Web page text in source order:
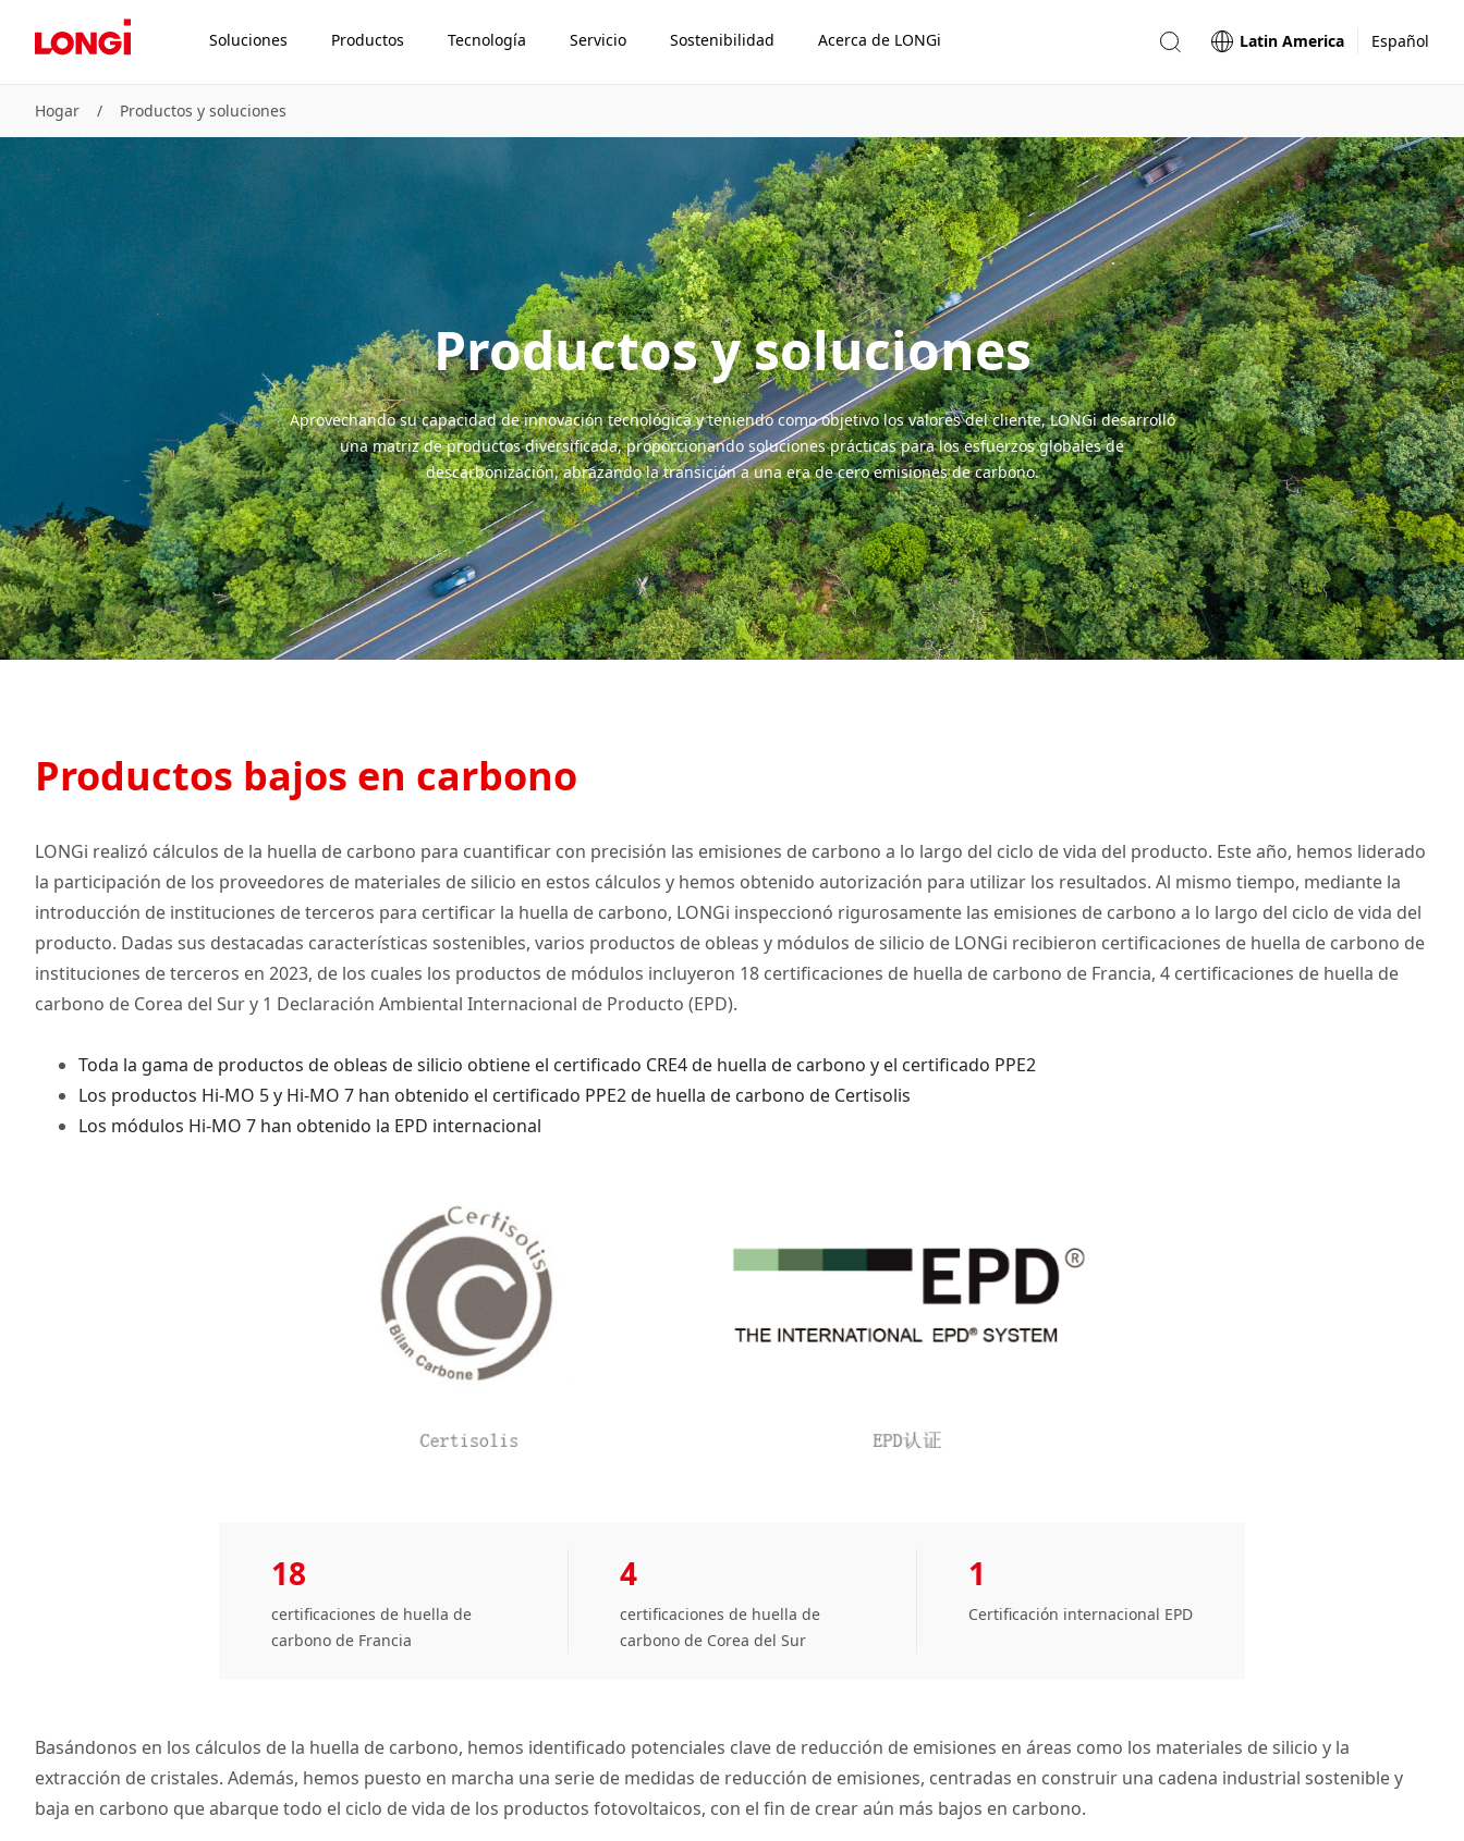
Soluciones Productos Tecnología Servicio Sostenibilidad Acerca de LONGi Latin America Español
Hogar / Productos y soluciones
Productos y soluciones
Aprovechando su capacidad de innovación tecnológica y teniendo como objetivo los valores del cliente, LONGi desarrolló
una matriz de productos diversificada, proporcionando soluciones prácticas para los esfuerzos globales de
descarbonización, abrazando la transición a una era de cero emisiones de carbono.
Productos bajos en carbono
LONGi realizó cálculos de la huella de carbono para cuantificar con precisión las emisiones de carbono a lo largo del ciclo de vida del producto. Este año, hemos liderado
la participación de los proveedores de materiales de silicio en estos cálculos y hemos obtenido autorización para utilizar los resultados. Al mismo tiempo, mediante la
introducción de instituciones de terceros para certificar la huella de carbono, LONGi inspeccionó rigurosamente las emisiones de carbono a lo largo del ciclo de vida del
producto. Dadas sus destacadas características sostenibles, varios productos de obleas y módulos de silicio de LONGi recibieron certificaciones de huella de carbono de
instituciones de terceros en 2023, de los cuales los productos de módulos incluyeron 18 certificaciones de huella de carbono de Francia, 4 certificaciones de huella de
carbono de Corea del Sur y 1 Declaración Ambiental Internacional de Producto (EPD).
Toda la gama de productos de obleas de silicio obtiene el certificado CRE4 de huella de carbono y el certificado PPE2
Los productos Hi-MO 5 y Hi-MO 7 han obtenido el certificado PPE2 de huella de carbono de Certisolis
Los módulos Hi-MO 7 han obtenido la EPD internacional
18
certificaciones de huella de
carbono ​de Francia
4
certificaciones de huella de
carbono​ de Corea del Sur
1
Certificación internacional EPD
Basándonos en los cálculos de la huella de carbono, hemos identificado potenciales clave de reducción de emisiones en áreas como los materiales de silicio y la
extracción de cristales. Además, hemos puesto en marcha una serie de medidas de reducción de emisiones, centradas en construir una cadena industrial sostenible y
baja en carbono que abarque todo el ciclo de vida de los productos fotovoltaicos, con el fin de crear aún más bajos en carbono.